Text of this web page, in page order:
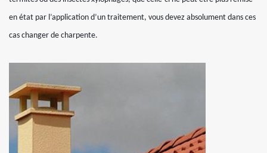
en état par l’application d’un traitement, vous devez absolument dans ces
cas changer de charpente.